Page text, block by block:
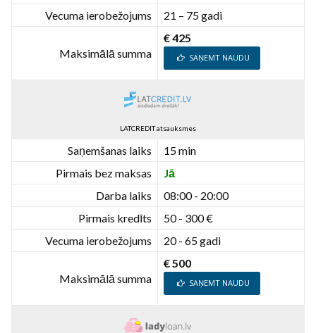
Vecuma ierobežojums
21 – 75 gadi
Maksimālā summa
€ 425
SAŅEMT NAUDU
LATCREDIT atsauksmes
Saņemšanas laiks
15 min
Pirmais bez maksas
Jā
Darba laiks
08:00 - 20:00
Pirmais kredīts
50 - 300 €
Vecuma ierobežojums
20 - 65 gadi
Maksimālā summa
€ 500
SAŅEMT NAUDU